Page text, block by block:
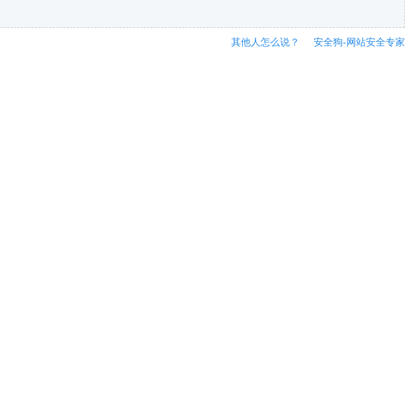
其他人怎么说？ 安全狗-网站安全专家